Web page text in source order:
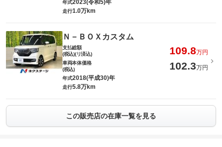
年式2023(令和5)年
走行1.0万km
Ｎ－ＢＯＸカスタム
支払総額
(税込)(リ済込)
109.8万円
車両本体価格
(税込)
102.3万円
年式2018(平成30)年
走行5.8万km
この販売店の在庫一覧を見る